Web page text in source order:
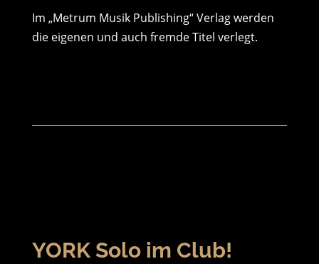
Im „Metrum Musik Publishing“ Verlag werden
die eigenen und auch fremde Titel verlegt.
YORK Solo im Club!